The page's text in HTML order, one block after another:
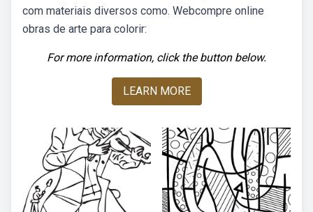
com materiais diversos como. Webcompre online
obras de arte para colorir:
For more information, click the button below.
LEARN MORE